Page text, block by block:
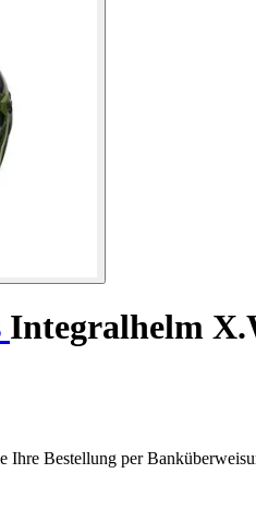
Integralhelm
Ihre Bestellung per